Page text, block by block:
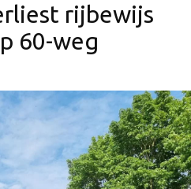
rijbewijs
60-weg